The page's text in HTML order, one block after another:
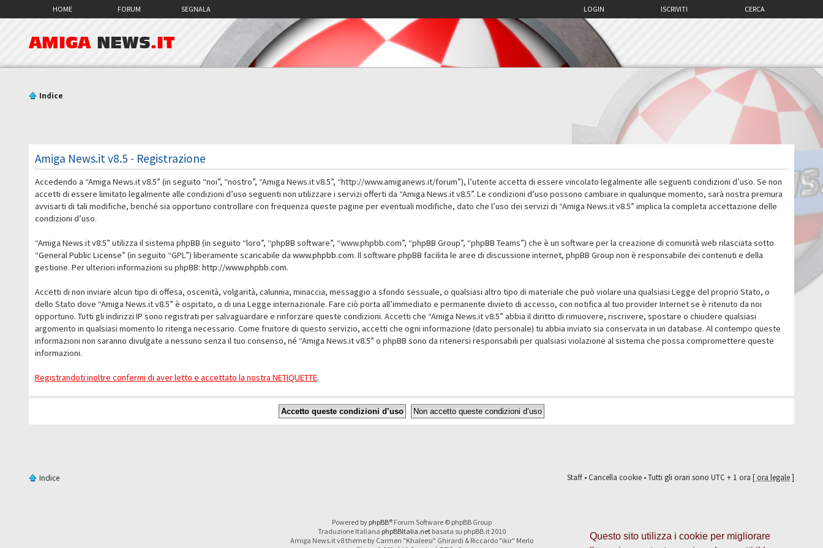
Questo sito utilizza i cookie per migliorare
HOME FORUM SEGNALA CERCA
ISCRIVITI
LOGIN
AMIGA NEWS.IT
Indice
Amiga News.it v8.5 - Registrazione
Accedendo a “Amiga News.it v8.5” (in seguito “noi”, “nostro”, “Amiga News.it v8.5”, “http://www.amiganews.it/forum”), l’utente accetta di essere vincolato legalmente alle seguenti condizioni d’uso. Se non
accetti di essere limitato legalmente alle condizioni d’uso seguenti non utilizzare i servizi offerti da “Amiga News.it v8.5”. Le condizioni d’uso possono cambiare in qualunque momento, sarà nostra premura
avvisarti di tali modifiche, benché sia opportuno controllare con frequenza queste pagine per eventuali modifiche, dato che l’uso dei servizi di “Amiga News.it v8.5” implica la completa accettazione delle
condizioni d’uso.
“Amiga News.it v8.5” utilizza il sistema phpBB (in seguito “loro”, “phpBB software”, “www.phpbb.com”, “phpBB Group”, “phpBB Teams”) che è un software per la creazione di comunità web rilasciata sotto
“General Public License” (in seguito “GPL”) liberamente scaricabile dawww.phpbb.com. Il software phpBB facilita le aree di discussione internet, phpBB Group non è responsabile dei contenuti e della
gestione. Per ulteriori informazioni su phpBB:http://www.phpbb.com.
Accetti di non inviare alcun tipo di offesa, oscenità, volgarità, calunnia, minaccia, messaggio a sfondo sessuale, o qualsiasi altro tipo di materiale che può violare una qualsiasi Legge del proprio Stato, o
dello Stato dove “Amiga News.it v8.5” è ospitato, o di una Legge internazionale. Fare ciò porta all’immediato e permanente divieto di accesso, con notifica al tuo provider Internet se è ritenuto da noi
opportuno. Tutti gli indirizzi IP sono registrati per salvaguardare e rinforzare queste condizioni. Accetti che “Amiga News.it v8.5” abbia il diritto di rimuovere, riscrivere, spostare o chiudere qualsiasi
argomento in qualsiasi momento lo ritenga necessario. Come fruitore di questo servizio, accetti che ogni informazione (dato personale) tu abbia inviato sia conservata in un database. Al contempo queste
informazioni non saranno divulgate a nessuno senza il tuo consenso, né “Amiga News.it v8.5” o phpBB sono da ritenersi responsabili per qualsiasi violazione al sistema che possa compromettere queste
informazioni.
Registrandoti inoltre confermi di aver letto e accettato la nostra NETIQUETTE.
Indice Staff•Cancella cookie• Tutti gli orari sono UTC + 1 ora [ora legale]
Powered by phpBB® Forum Software © phpBB Group
Traduzione Italiana phpBBItalia.netbasata su phpBB.it 2010
Amiga News.it v8 theme by Carmen "Khaleesi" Ghirardi & Riccardo "ikir" Merlo